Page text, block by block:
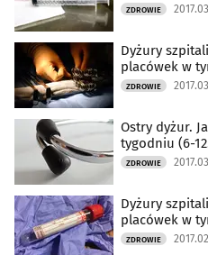
ZDROWIE
Dyżury
placówek w
ZDROWIE
Ostry dyżur.
tygodniu (6-
ZDROWIE
Dyżury
placówek w
ZDROWIE